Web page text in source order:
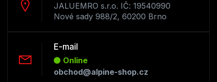
JALUEMRO s.r.o. IČ: 19540990
Nové sady 988/2, 60200 Brno
E-mail
Online
obchod@alpine-shop.cz